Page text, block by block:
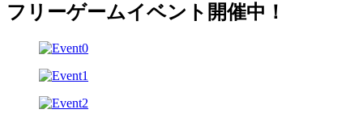
フリーゲームイベント開催中！